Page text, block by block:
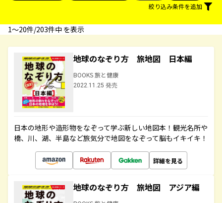
絞り込み条件を追加
1〜20件/203件中 を表示
地球のなぞり方 旅地図 日本編
BOOKS 旅と健康
2022.11.25 発売
日本の地形や造形物をなぞって学ぶ新しい地図本！観光名所や
橋、川、湖、半島など旅気分で地図をなぞって脳もイキイキ！
詳細を見る
地球のなぞり方 旅地図 アジア編